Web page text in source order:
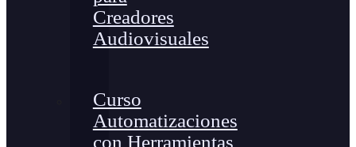
Creadores
Audiovisuales
Curso
Automatizaciones
con Herramientas